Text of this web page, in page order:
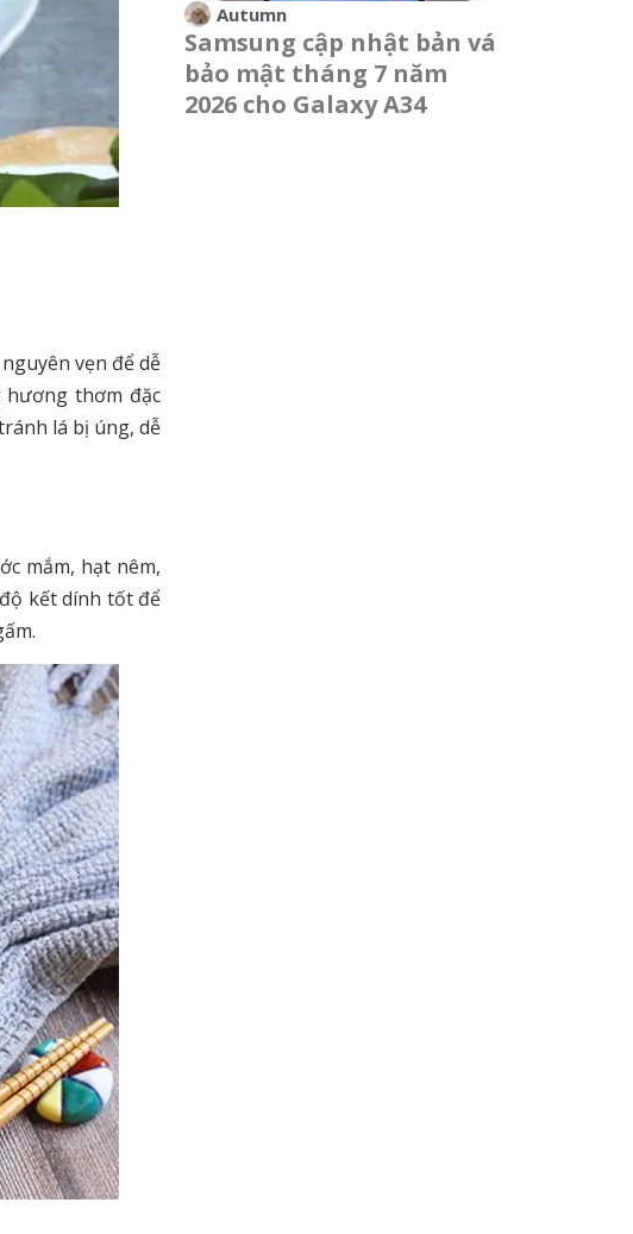
vẹn để dễ
thơm đặc
lá bị úng, dễ
mắm, hạt nêm,
kết dính tốt để
Autumn
Samsung cập nhật bản vá
bảo mật tháng 7 năm
2026 cho Galaxy A34